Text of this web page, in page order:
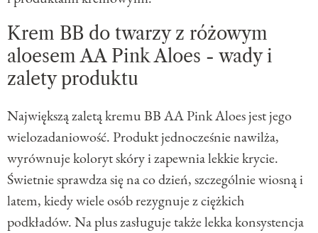
Krem BB do twarzy z różowym
aloesem AA Pink Aloes - wady i
zalety produktu
Największą zaletą kremu BB AA Pink Aloes jest jego
wielozadaniowość. Produkt jednocześnie nawilża,
wyrównuje koloryt skóry i zapewnia lekkie krycie.
Świetnie sprawdza się na co dzień, szczególnie wiosną i
latem, kiedy wiele osób rezygnuje z ciężkich
podkładów. Na plus zasługuje także lekka konsystencja